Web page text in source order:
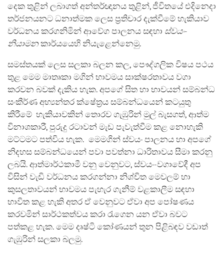
දෙක තුළින් ලබාගත් අන්තර්ඥානය තුළින්, ජීවිතයේ එදිනෙදා
තර්ජනයනට ධනාත්මක ලෙස ප්‍රතිචාර දැක්වීමේ හැකියාව
වර්ධනය කරගනිමින් ආවේග පාලනය සඳහා ස්වයං-
නියාමනකාර්යයෙහි නියැළෙන්නෙමු.
සමස්තයක් ලෙස සලකා බලන කල, පෞද්ගලික විෂය පථය
තුළ මෙම මාතෘකා මගින් භාවමය සාක්ෂරතාවය වගා
කරවන බවක් දැකිය හැක. අපගේ සිත හා භාවයන් සම්බන්ධ
සංකීර්ණ අභ්‍යන්තර ක්ෂේත්‍රය සම්බන්ධයෙන් කටයුතු
කිරීමේ හැකියාවකින් තොරව ගැඹුරින් මුල් බැසගත්, ආත්ම
විනාශකාරී, පුරුදු රටාවන් මැඩ පැවැත්වීම කළ නොහැකි
මට්ටමට පත්විය හැක. මෙමගින් ස්වයං පාලනය හා අපගේ
නිදහස සම්බන්ධයෙන් පවා පවත්නා ධාරිතාවය සීමා කරනු
ලබයි. ආත්මාර්ථකාමී වනු වෙනුවට, ස්වයං-වගාවේදී අප
විසින් වැඩි වර්ධනය කරගන්නා නිශ්චිත මෙවලම් හා
කුසලතාවයන් භාවමය පැහැර ගැනීම් වළකාලීම සඳහා
භාවිත කළ හැකි අතර ඒ වෙනුවට ඒවා අප පෝෂණය
කරවමින් සාර්ථකත්වය කරා රැගෙන යන ඒවා බවට
පත්කළ හැක. මෙම දෘෂ්ටි කෝණයන් තුන පිළිබඳව වඩාත්
ගැඹුරින් සලකා බලමු.